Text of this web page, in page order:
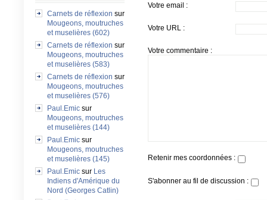
Carnets de réflexion sur
Mougeons, moutruches
et muselières (602)
Carnets de réflexion sur
Mougeons, moutruches
et muselières (583)
Carnets de réflexion sur
Mougeons, moutruches
et muselières (576)
Paul.Emic sur
Mougeons, moutruches
et muselières (144)
Paul.Emic sur
Mougeons, moutruches
et muselières (145)
Paul.Emic sur Les
Indiens d'Amérique du
Nord (Georges Catlin)
Votre email :
Votre URL :
Votre commentaire :
Retenir mes coordonnées :
S'abonner au fil de discussion :